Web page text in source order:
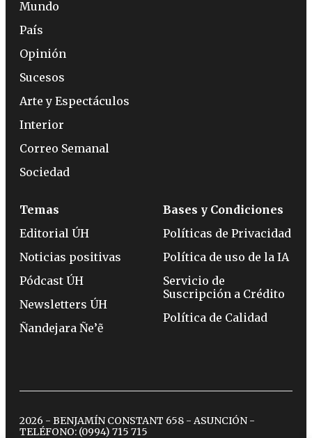
Mundo
País
Opinión
Sucesos
Arte y Espectáculos
Interior
Correo Semanal
Sociedad
Temas
Editorial ÚH
Noticias positivas
Pódcast ÚH
Newsletters ÚH
Ñandejara Ñe’ẽ
Bases y Condiciones
Políticas de Privacidad
Política de uso de la IA
Servicio de
Suscripción a Crédito
Política de Calidad
2026 - BENJAMÍN CONSTANT 658 - ASUNCIÓN -
TELÉFONO: (0994) 715 715